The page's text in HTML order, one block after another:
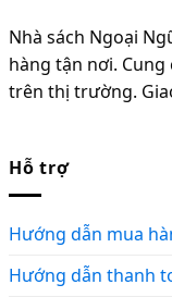
Nhà sách Ngoại
hàng tận nơi.
trên thị trường.
Hỗ trợ
Hướng dẫn mua
Hướng dẫn thanh